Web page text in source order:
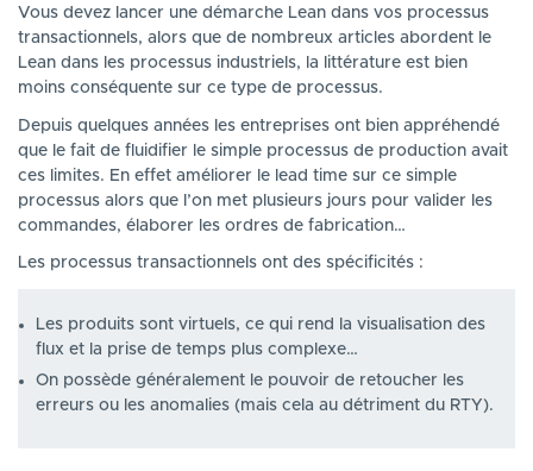
Vous devez lancer une démarche Lean dans vos processus
transactionnels, alors que de nombreux articles abordent le
Lean dans les processus industriels, la littérature est bien
moins conséquente sur ce type de processus.
Depuis quelques années les entreprises ont bien appréhendé
que le fait de fluidifier le simple processus de production avait
ces limites. En effet améliorer le lead time sur ce simple
processus alors que l’on met plusieurs jours pour valider les
commandes, élaborer les ordres de fabrication…
Les processus transactionnels ont des spécificités :
Les produits sont virtuels, ce qui rend la visualisation des
flux et la prise de temps plus complexe…
On possède généralement le pouvoir de retoucher les
erreurs ou les anomalies (mais cela au détriment du RTY).